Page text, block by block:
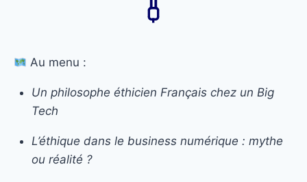
Au menu :
Un philosophe éthicien Français chez un Big
Tech
L’éthique dans le business numérique : mythe
ou réalité ?